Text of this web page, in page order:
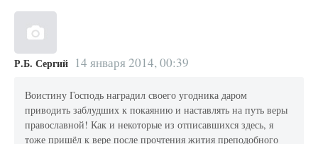
Р.Б. Сергий 14 января 2014, 00:39
Воистину Господь наградил своего угодника даром
приводить заблудших к покаянию и наставлять на путь веры
православной! Как и некоторые из отписавшихся здесь, я
тоже пришёл к вере после прочтения жития преподобного